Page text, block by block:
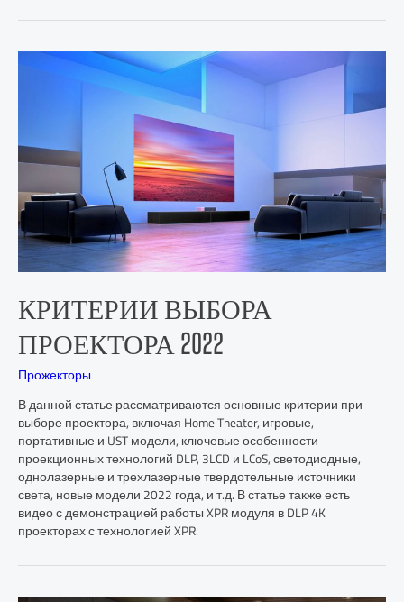
КРИТЕРИИ ВЫБОРА
ПРОЕКТОРА 2022
Прожекторы
В данной статье рассматриваются основные критерии при
выборе проектора, включая Home Theater, игровые,
портативные и UST модели, ключевые особенности
проекционных технологий DLP, 3LCD и LCoS, светодиодные,
однолазерные и трехлазерные твердотельные источники
света, новые модели 2022 года, и т.д. В статье также есть
видео с демонстрацией работы XPR модуля в DLP 4K
проекторах с технологией XPR.